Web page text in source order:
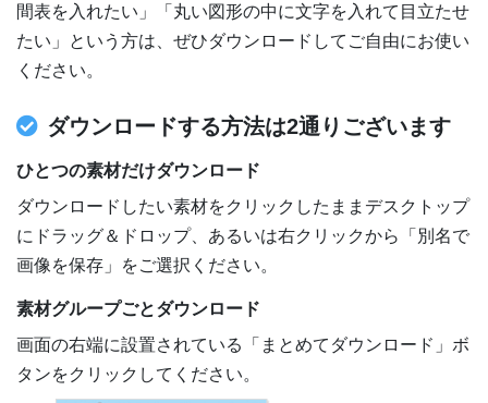
間表を入れたい」「丸い図形の中に文字を入れて目立たせ
たい」という方は、ぜひダウンロードしてご自由にお使い
ください。
ダウンロードする方法は2通りございます
ひとつの素材だけダウンロード
ダウンロードしたい素材をクリックしたままデスクトップ
にドラッグ＆ドロップ、あるいは右クリックから「別名で
画像を保存」をご選択ください。
素材グループごとダウンロード
画面の右端に設置されている「まとめてダウンロード」ボ
タンをクリックしてください。